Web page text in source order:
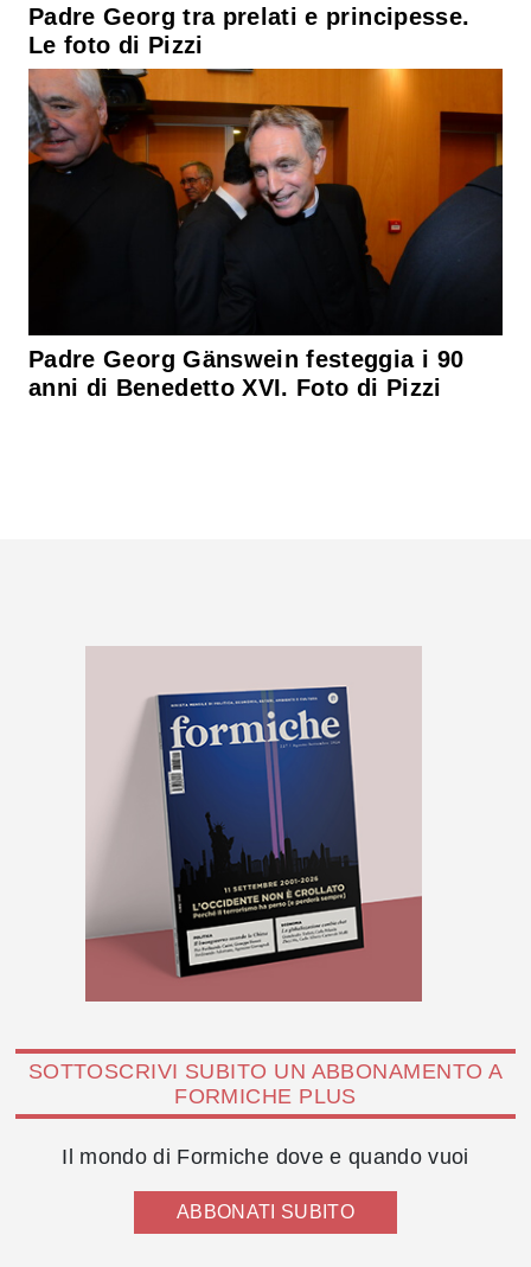
Padre Georg tra prelati e principesse.
Le foto di Pizzi
Padre Georg Gänswein festeggia i 90
anni di Benedetto XVI. Foto di Pizzi
SOTTOSCRIVI SUBITO UN ABBONAMENTO A
FORMICHE PLUS
Il mondo di Formiche dove e quando vuoi
ABBONATI SUBITO